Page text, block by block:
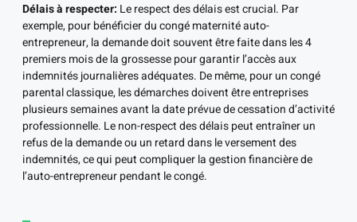
Délais à respecter: Le respect des délais est crucial. Par
exemple, pour bénéficier du congé maternité auto-
entrepreneur, la demande doit souvent être faite dans les 4
premiers mois de la grossesse pour garantir l’accès aux
indemnités journalières adéquates. De même, pour un congé
parental classique, les démarches doivent être entreprises
plusieurs semaines avant la date prévue de cessation d’activité
professionnelle. Le non-respect des délais peut entraîner un
refus de la demande ou un retard dans le versement des
indemnités, ce qui peut compliquer la gestion financière de
l’auto-entrepreneur pendant le congé.